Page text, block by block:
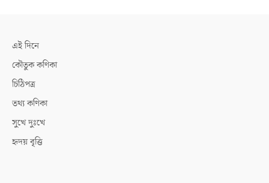
এই দিনে
কৌতুক কণিকা
চিঠিপত্র
তথ্য কণিকা
সুখে দুঃখে
হৃদয় বৃত্তি